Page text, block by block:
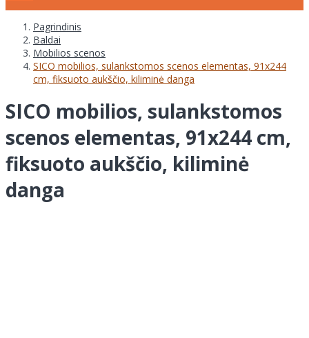
Pagrindinis
Baldai
Mobilios scenos
SICO mobilios, sulankstomos scenos elementas, 91x244
cm, fiksuoto aukščio, kiliminė danga
SICO mobilios, sulankstomos
scenos elementas, 91x244 cm,
fiksuoto aukščio, kiliminė
danga